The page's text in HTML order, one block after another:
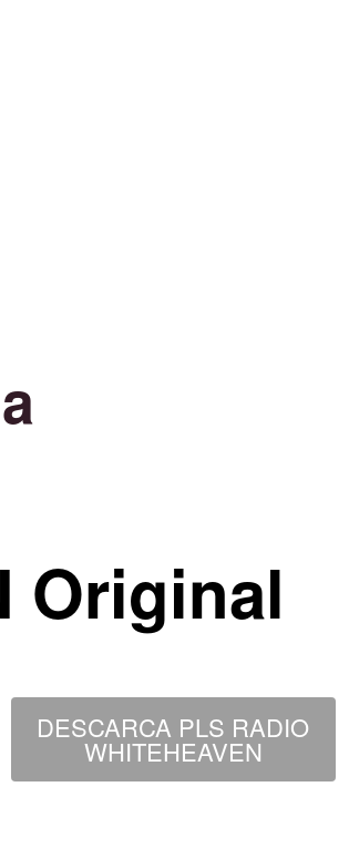
Original
DESCARCA PLS RADIO
WHITEHEAVEN